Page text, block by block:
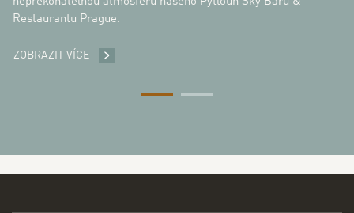
Restaurantu Prague.
ZOBRAZIT VÍCE PYTLOUN SKY BAR & RESTAURANT PRAGUE